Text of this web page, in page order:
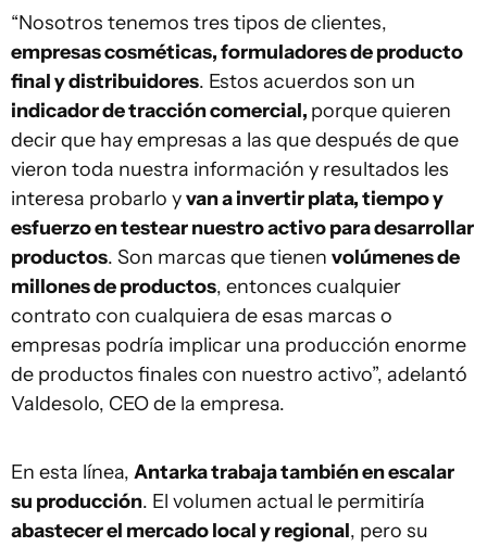
“Nosotros tenemos tres tipos de clientes,
empresas cosméticas, formuladores de producto
final y distribuidores. Estos acuerdos son un
indicador de tracción comercial, porque quieren
decir que hay empresas a las que después de que
vieron toda nuestra información y resultados les
interesa probarlo yvan a invertir plata, tiempo y
esfuerzo en testear nuestro activo para desarrollar
productos. Son marcas que tienen volúmenes de
millones de productos, entonces cualquier
contrato con cualquiera de esas marcas o
empresas podría implicar una producción enorme
de productos finales con nuestro activo”, adelantó
Valdesolo, CEO de la empresa.
En esta línea, Antarka trabaja también en escalar
su producción. El volumen actual le permitiría
abastecer el mercado local y regional, pero su